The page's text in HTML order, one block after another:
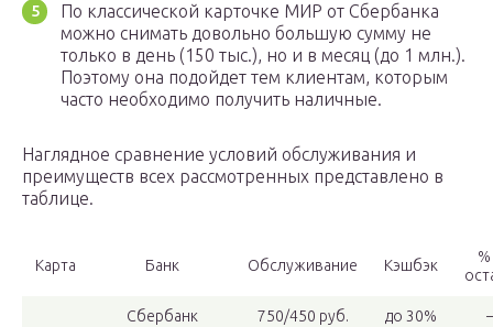
По классической карточке МИР от Сбербанка
можно снимать довольно большую сумму не
только в день (150 тыс.), но и в месяц (до 1 млн.).
Поэтому она подойдет тем клиентам, которым
часто необходимо получить наличные.
Наглядное сравнение условий обслуживания и
преимуществ всех рассмотренных представлено в
таблице.
Карта Банк Обслуживание Кэшбэк
Сбербанк 750/450 руб. до 30%